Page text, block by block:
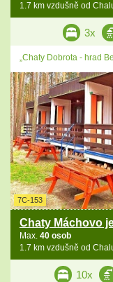
1.7 km vzdušně od
3x
„Chaty Dobrota - hrad
7C-153
Chaty Máchovo
Max. 40 osob
1.7 km vzdušně od
10x